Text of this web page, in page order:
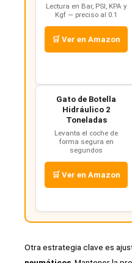
Lectura en Bar, PSI, KPA y
Kgf — preciso al 0.1
🛒 Ver en Amazon
Gato de Botella
Hidráulico 2
Toneladas
Levanta el coche de
forma segura en
segundos
🛒 Ver en Amazon
Otra estrategia clave es